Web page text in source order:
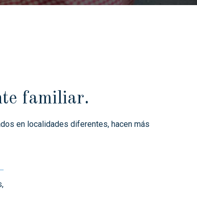
familiar.
en localidades diferentes, hacen más